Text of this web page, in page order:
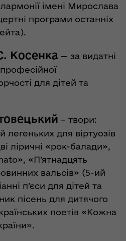
імені Мирослава
програми останніх
Косенка — за видатні
для дітей та
– твори:
легеньких для віртуозів
ліричні «рок-балади»,
«П’ятнадцять
вальсів» (5-ий
п’єси для дітей та
пісень для дитячого
поетів «Кожна